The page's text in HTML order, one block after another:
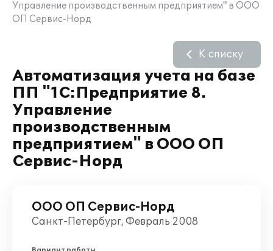
Управление производственным предприятием" в ООО
ОП Сервис-Норд
Автоматизация учета на базе
ПП "1С:Предприятие 8.
Управление
производственным
предприятием" в ООО ОП
Сервис-Норд
К списку
ООО ОП Сервис-Норд
Санкт-Петербург, Февраль 2008